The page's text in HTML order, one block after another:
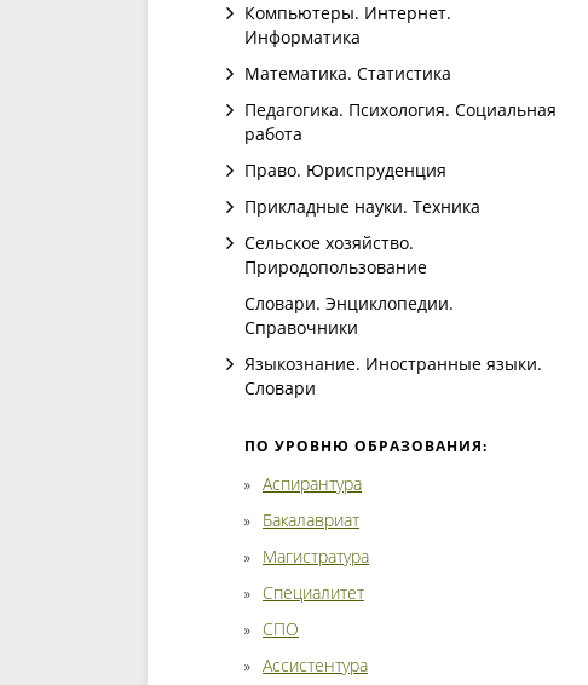
Компьютеры. Интернет.
Информатика
Математика. Статистика
Педагогика. Психология. Социальная
работа
Право. Юриспруденция
Прикладные науки. Техника
Сельское хозяйство.
Природопользование
Словари. Энциклопедии.
Справочники
Языкознание. Иностранные языки.
Словари
ПО УРОВНЮ ОБРАЗОВАНИЯ:
Аспирантура
Бакалавриат
Магистратура
Специалитет
СПО
Ассистентура